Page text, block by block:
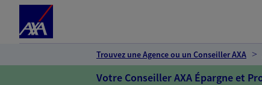
Trouvez une Agence ou un Conseiller AXA
Votre Conseiller AXA Épargne et